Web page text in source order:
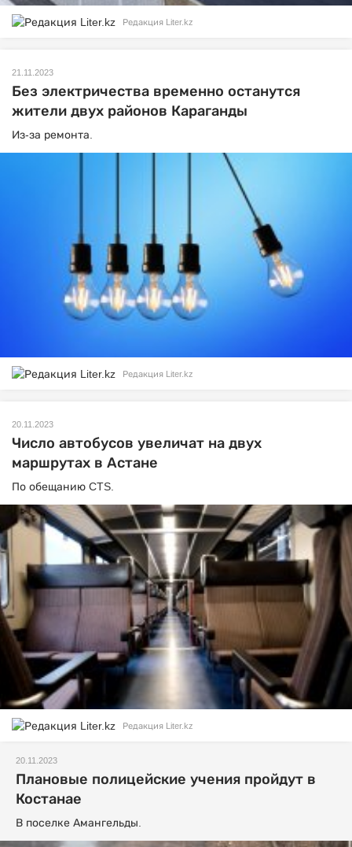
Редакция Liter.kz
21.11.2023
Без электричества временно останутся
жители двух районов Караганды
Из-за ремонта.
Редакция Liter.kz
20.11.2023
Число автобусов увеличат на двух
маршрутах в Астане
По обещанию CTS.
Редакция Liter.kz
20.11.2023
Плановые полицейские учения пройдут в
Костанае
В поселке Амангельды.